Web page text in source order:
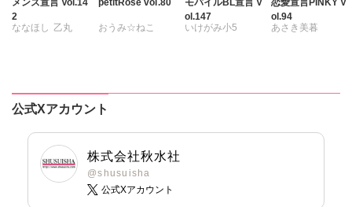
2
ななほし 乙丸
葉月かずお
みた森たつや
大谷みこと
浅ひるゆう
おうみ☆ねこ
真田ハイジ
桃凪めぐ
日野塔子
北里千寿
由多いり
ol.147
いけがみ小5
ol.94
あさき美暮
松本ゆうか
公式Xアカウント
株式会社秋水社
@shusuisha
公式Xアカウント